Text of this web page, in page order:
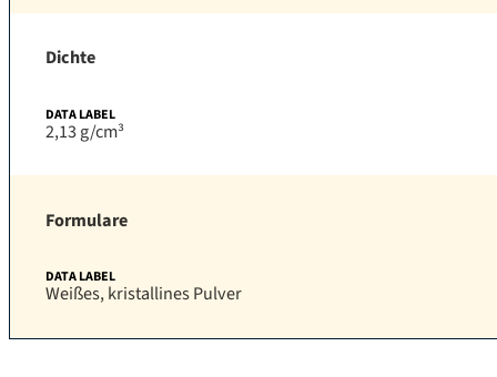
Dichte
2,13 g/cm³
Formulare
Weißes, kristallines Pulver